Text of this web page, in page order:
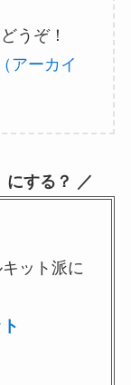
うぞ！
アーカイ
にする？ ／
ット派に